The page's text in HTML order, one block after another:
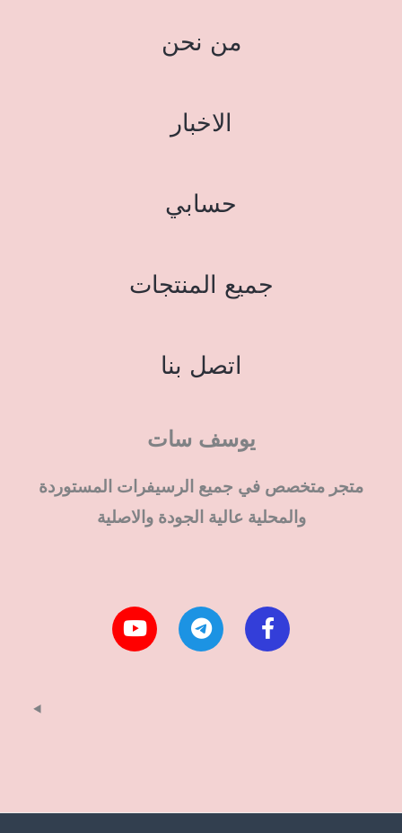
من نحن
الاخبار
حسابي
جميع المنتجات
اتصل بنا
يوسف سات
متجر متخصص في جميع الرسيفرات المستوردة
والمحلية عالية الجودة والاصلية